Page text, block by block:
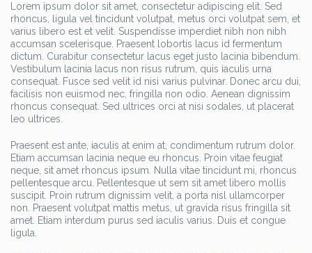
Lorem ipsum dolor sit amet, consectetur adipiscing elit. Sed
rhoncus, ligula vel tincidunt volutpat, metus orci volutpat sem, et
varius libero est et velit. Suspendisse imperdiet nibh non nibh
accumsan scelerisque. Praesent lobortis lacus id fermentum
dictum. Curabitur consectetur lacus eget justo lacinia bibendum.
Vestibulum lacinia lacus non risus rutrum, quis iaculis urna
consequat. Fusce sed velit id nisi varius pulvinar. Donec arcu dui,
facilisis non euismod nec, fringilla non odio. Aenean dignissim
rhoncus consequat. Sed ultrices orci at nisi sodales, ut placerat
leo ultrices.
Praesent est ante, iaculis at enim at, condimentum rutrum dolor.
Etiam accumsan lacinia neque eu rhoncus. Proin vitae feugiat
neque, sit amet rhoncus ipsum. Nulla vitae tincidunt mi, rhoncus
pellentesque arcu. Pellentesque ut sem sit amet libero mollis
suscipit. Proin rutrum dignissim velit, a porta nisl ullamcorper
non. Praesent volutpat mattis metus, ut gravida risus fringilla sit
amet. Etiam interdum purus sed iaculis varius. Duis et congue
ligula.